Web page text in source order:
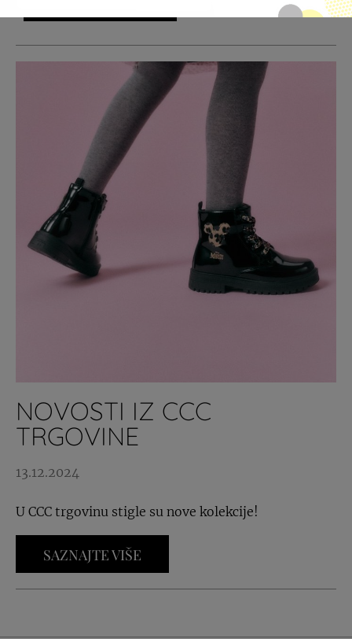
NOVOSTI IZ CCC
TRGOVINE
13.12.2024
U CCC trgovinu stigle su nove kolekcije!
SAZNAJTE VIŠE